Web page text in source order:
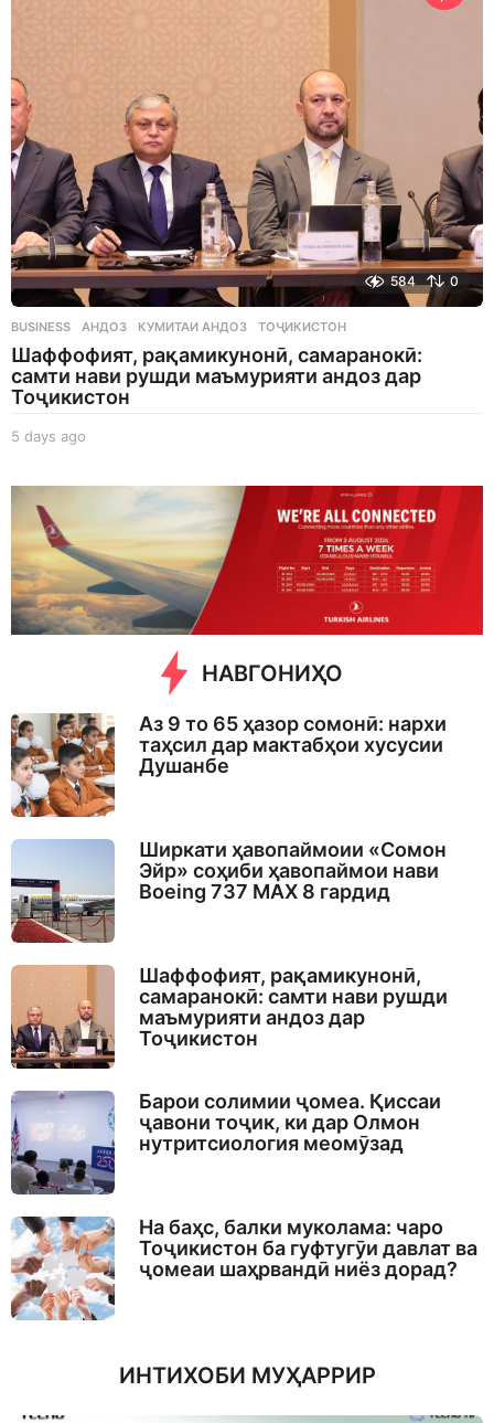
584 0
BUSINESS АНДОЗ ,КУМИТАИ АНДОЗ ,ТОҶИКИСТОН
Шаффофият, рақамикунонӣ, самаранокӣ:
самти нави рушди маъмурияти андоз дар
Тоҷикистон
5 days ago
g
o
НАВГОНИҲО
Аз 9 то 65 ҳазор сомонӣ: нархи
таҳсил дар мактабҳои хусусии
Душанбе
Ширкати ҳавопаймоии «Сомон
Эйр» соҳиби ҳавопаймои нави
Boeing 737 MAX 8 гардид
Шаффофият, рақамикунонӣ,
самаранокӣ: самти нави рушди
маъмурияти андоз дар
Тоҷикистон
Барои солимии ҷомеа. Қиссаи
ҷавони тоҷик, ки дар Олмон
нутритсиология меомӯзад
На баҳс, балки муколама: чаро
Тоҷикистон ба гуфтугӯи давлат ва
ҷомеаи шаҳрвандӣ ниёз дорад?
ИНТИХОБИ МУҲАРРИР